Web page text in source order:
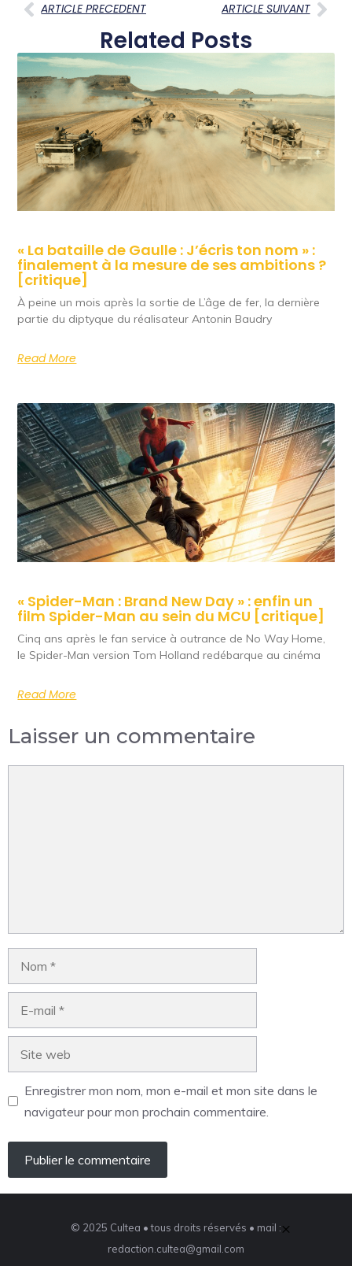
ARTICLE PRECEDENT
ARTICLE SUIVANT
Related Posts
« La bataille de Gaulle : J’écris ton nom » :
finalement à la mesure de ses ambitions ?
[critique]
À peine un mois après la sortie de L’âge de fer, la dernière
partie du diptyque du réalisateur Antonin Baudry
Read More
« Spider-Man : Brand New Day » : enfin un
film Spider-Man au sein du MCU [critique]
Cinq ans après le fan service à outrance de No Way Home,
le Spider-Man version Tom Holland redébarque au cinéma
Read More
Laisser un commentaire
Enregistrer mon nom, mon e-mail et mon site dans le
navigateur pour mon prochain commentaire.
© 2025 Cultea • tous droits réservés • mail :
redaction.cultea@gmail.com
×